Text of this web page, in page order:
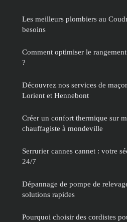
Les meilleurs plombiers au
besoins
Comment optimiser le
?
Découvrez nos services de
Lorient et Hennebont
Créer un confort thermique sur
chauffagiste à mondeville
Serrurier cannes cannet : votre
24/7
Dépannage de pompe de
solutions rapides
Pourquoi choisir des cordistes